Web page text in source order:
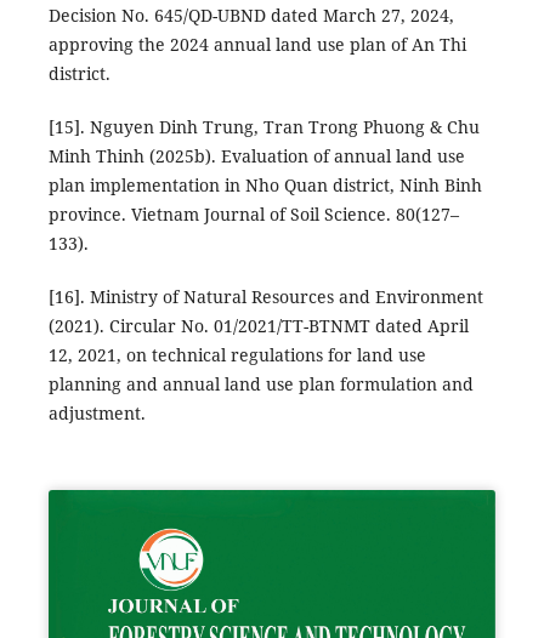
Decision No. 645/QD-UBND dated March 27, 2024,
approving the 2024 annual land use plan of An Thi
district.
[15]. Nguyen Dinh Trung, Tran Trong Phuong & Chu
Minh Thinh (2025b). Evaluation of annual land use
plan implementation in Nho Quan district, Ninh Binh
province. Vietnam Journal of Soil Science. 80(127–
133).
[16]. Ministry of Natural Resources and Environment
(2021). Circular No. 01/2021/TT-BTNMT dated April
12, 2021, on technical regulations for land use
planning and annual land use plan formulation and
adjustment.